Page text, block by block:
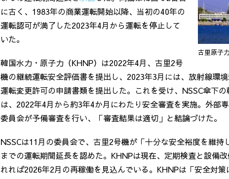
古里原子
に古く、 1983年の商業運転開始以降、当初の40年の
運転認可が満了した2023年4月から運転を停止して
いた。
韓国水力・原子力（KHNP）は2022年4月、古里2号
機の継続運転安全評価書を提出し、 2023年3月には、放射線環
運転変更許可の申請書類を提出した。これを受け、 NSSC傘下の
は、 2022年4月から約3年4か月にわたり安全審査を実施。外部
委員会が予備審査を行い、「審査結果は適切」と結論づけた。
NSSCは11月の委員会で、古里2号機が「十分な安全裕度を維持
までの運転期間延長を認めた。 KHNPは現在、定期検査と設備
れれば2026年2月の再稼働を見込んでいる。 KHNPは「安全対